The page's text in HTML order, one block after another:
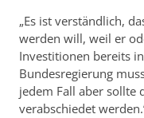
„Es ist verständlich,
werden will, weil er
Investitionen bereits
Bundesregierung
jedem Fall aber sollte
verabschiedet